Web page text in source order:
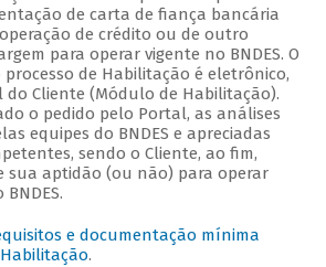
de carta de fiança bancária
de crédito ou de outro
para operar vigente no BNDES. O
de Habilitação é eletrônico,
do Cliente (Módulo de Habilitação).
o pedido pelo Portal, as análises
equipes do BNDES e apreciadas
sendo o Cliente, ao fim,
sua aptidão (ou não) para operar
e documentação mínima
.